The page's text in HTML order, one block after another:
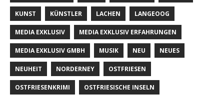
KUNST KÜNSTLER LACHEN LANGEOOG
MEDIA EXKLUSIV MEDIA EXKLUSIV ERFAHRUNGEN
MEDIA EXKLUSIV GMBH MUSIK NEU NEUES
NEUHEIT NORDERNEY OSTFRIESEN
OSTFRIESENKRIMI OSTFRIESISCHE INSELN